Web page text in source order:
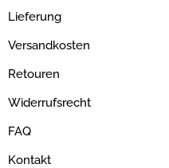
Lieferung
Versandkosten
Retouren
Widerrufsrecht
FAQ
Kontakt